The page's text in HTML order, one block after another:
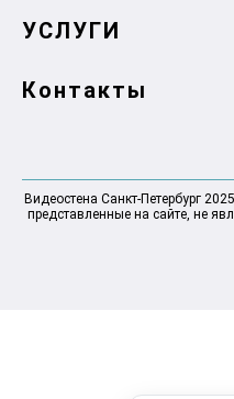
УСЛУГИ
Контакты
Видеостена Санкт-Петербург
представленные на сайте, не